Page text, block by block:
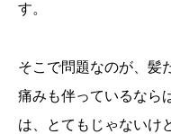
す。
そこで問題なのが、髪
痛みも伴っているなら
は、とてもじゃないけ